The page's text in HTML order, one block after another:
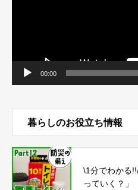
00:00
暮らしのお役立ち情報
\1分でわかる
っていく？」